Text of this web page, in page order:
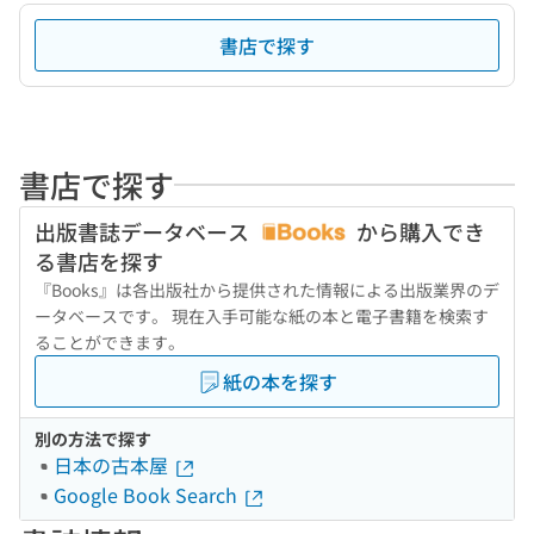
書店で探す
書店で探す
出版書誌データベース
から購入でき
る書店を探す
『Books』は各出版社から提供された情報による出版業界のデ
ータベースです。 現在入手可能な紙の本と電子書籍を検索す
ることができます。
紙の本を探す
別の方法で探す
日本の古本屋
Google Book Search